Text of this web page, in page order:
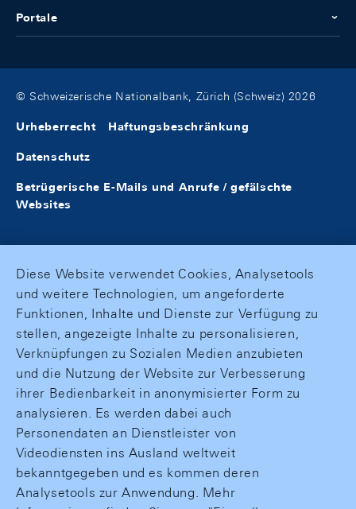
Portale
© Schweizerische Nationalbank, Zürich (Schweiz) 2026
Urheberrecht Haftungsbeschränkung
Datenschutz
Betrügerische E-Mails und Anrufe / gefälschte
Websites
Diese Website verwendet Cookies, Analysetools
und weitere Technologien, um angeforderte
Funktionen, Inhalte und Dienste zur Verfügung zu
stellen, angezeigte Inhalte zu personalisieren,
Verknüpfungen zu Sozialen Medien anzubieten
und die Nutzung der Website zur Verbesserung
ihrer Bedienbarkeit in anonymisierter Form zu
analysieren. Es werden dabei auch
Personendaten an Dienstleister von
Videodiensten ins Ausland weltweit
bekanntgegeben und es kommen deren
Analysetools zur Anwendung. Mehr